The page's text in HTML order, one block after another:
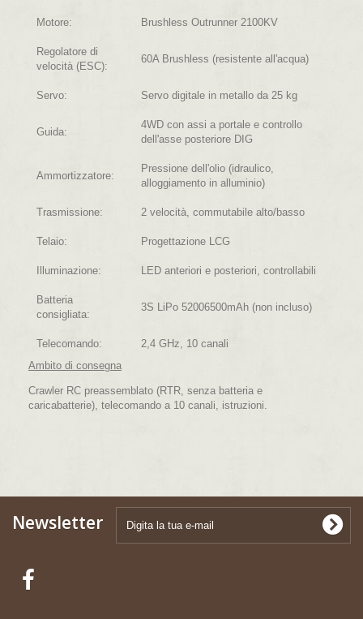
Motore: Brushless Outrunner 2100KV
Regolatore di
velocità (ESC):
60A Brushless (resistente all'acqua)
Servo: Servo digitale in metallo da 25 kg
Guida:
4WD con assi a portale e controllo
dell'asse posteriore DIG
Ammortizzatore:
Pressione dell'olio (idraulico,
alloggiamento in alluminio)
Trasmissione: 2 velocità, commutabile alto/basso
Telaio: Progettazione LCG
Illuminazione: LED anteriori e posteriori, controllabili
Batteria
consigliata:
3S LiPo 52006500mAh (non incluso)
Telecomando:
2,4 GHz, 10 canali
Ambito di consegna
Crawler RC preassemblato (RTR, senza batteria e
caricabatterie), telecomando a 10 canali, istruzioni.
Newsletter